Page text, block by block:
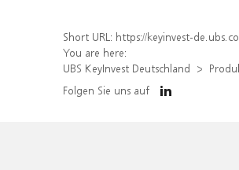
Short URL: https://keyinvest-de.ubs.com/produkt/detail/index/isin/
You are here:
UBS KeyInvest Deutschland
Folgen Sie uns auf